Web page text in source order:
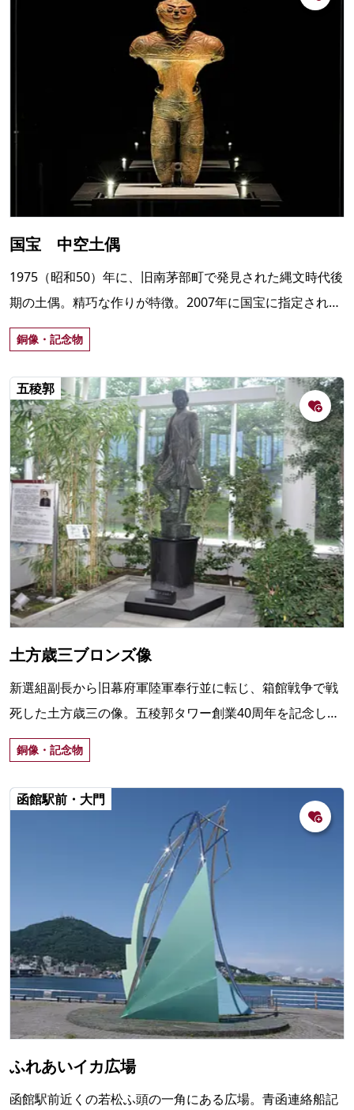
国宝 中空土偶
1975（昭和50）年に、旧南茅部町で発見された縄文時代後
期の土偶。精巧な作りが特徴。2007年に国宝に指定され、
函館市縄文文化交流センターで常設展示されている。
銅像・記念物
五稜郭
土方歳三ブロンズ像
新選組副長から旧幕府軍陸軍奉行並に転じ、箱館戦争で戦
死した土方歳三の像。五稜郭タワー創業40周年を記念して
制作。五稜郭タワー内アトリウム内にある。
銅像・記念物
函館駅前・大門
ふれあいイカ広場
函館駅前近くの若松ふ頭の一角にある広場。青函連絡船記